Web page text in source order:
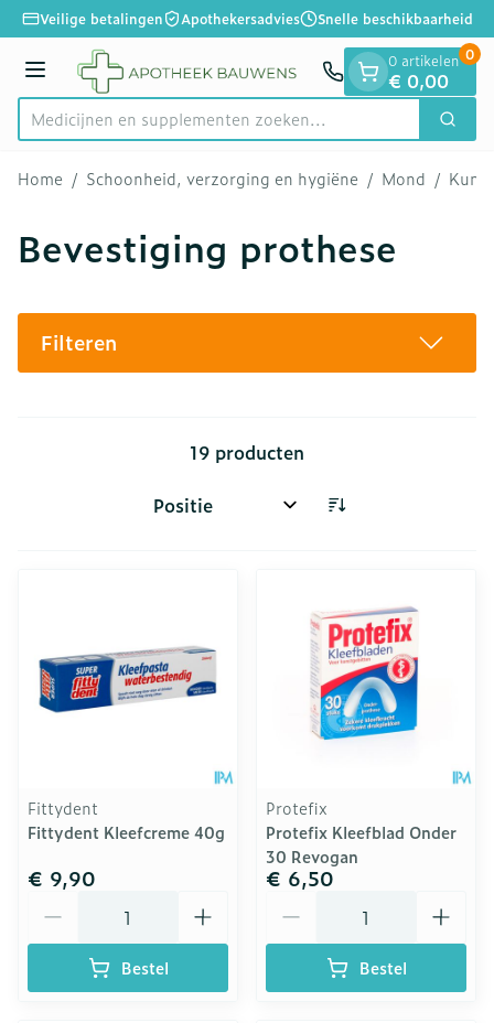
Ga naar de inhoud
1 van 1
Veilige betalingen Apothekersadvies Snelle beschikbaarheid
Menu
Product, merk, categorie...
Medicijnen en suppleme Zoek
0 artikelen
€ 0,00
0
Home / Schoonheid, verzorging en hygiëne / Mond /
Bevestiging prothese
Filteren
19 producten
Sorteer op:
Fittydent
Fittydent Kleefcreme 40g
€ 9,90
Bestel
Protefix
Protefix Kleefblad Onder
30 Revogan
€ 6,50
Bestel